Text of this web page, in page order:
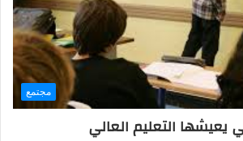
مجتمع
يعيشها التعليم العالي